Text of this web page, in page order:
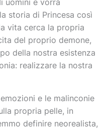
uomini e vorrà
storia di Princesa così
vita cerca la propria
del proprio demone,
della nostra esistenza
realizzare la nostra
e le malinconie
propria pelle, in
definire neorealista,